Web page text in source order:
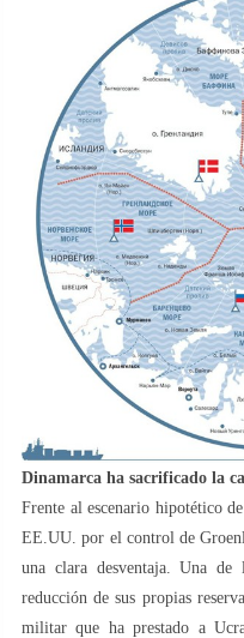
Dinamarca ha sacrificado la
Frente al escenario hipotético
EE.UU. por el control de
una clara desventaja. Una de
reducción de sus propias
militar que ha prestado a